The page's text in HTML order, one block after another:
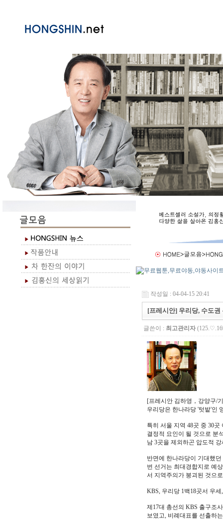
작성일 : 04-04-15 20:41
[프레시안] 우리당, 수도권
글쓴이 : 최고관리자
[프레시안 김하영，강양구/
우리당은 한나라당 '텃밭'인
특히 서울 지역 48곳 중 30
결정적 요인이 될 것으로 분
남 3곳을 제외하곤 압도적
반면에 한나라당이 기대했
번 선거는 최대경합지로 예
서 지역주의가 붕괴된 것으
KBS, 우리당 1백18곳서 우
제17대 총선의 KBS 출구조
보였고, 비례대표를 선출하